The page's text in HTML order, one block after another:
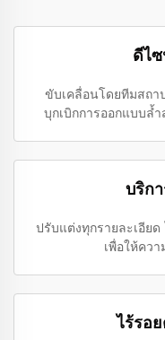
ดีไ
ขับเคลื่อนโดยทีมสถา
บุกเบิกการออกแบบล้
บริก
ปรับแต่งทุกรายละเอีย
เพื่อให้คว
ไร้รอ